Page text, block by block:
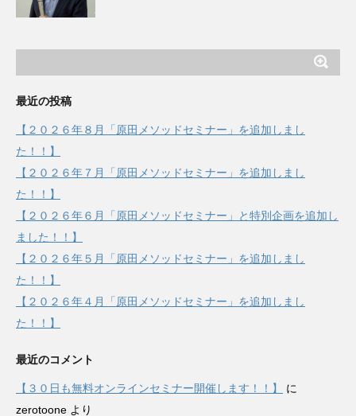
最近の投稿
【２０２６年８月「原田メソッドセミナー」を追加しまし
た！！】
【２０２６年７月「原田メソッドセミナー」を追加しまし
た！！】
【２０２６年６月「原田メソッドセミナー」と特別企画を追加し
ました！！】
【２０２６年５月「原田メソッドセミナー」を追加しまし
た！！】
【２０２６年４月「原田メソッドセミナー」を追加しまし
た！！】
最近のコメント
【３０日も無料オンラインセミナー開催します！！】
に
zerotoone より